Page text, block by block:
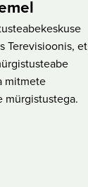
Terevisioonis, et
mitmete
mürgistustega.